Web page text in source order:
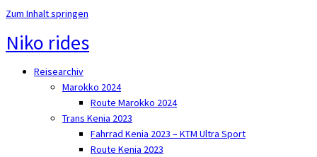
Zum Inhalt springen
Niko rides
Reisearchiv
Marokko 2024
Route Marokko 2024
Trans Kenia 2023
Fahrrad Kenia 2023 – KTM Ultra Sport
Route Kenia 2023